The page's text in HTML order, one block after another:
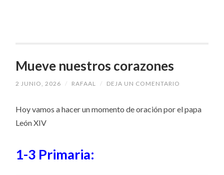
Mueve nuestros corazones
2 JUNIO, 2026 / RAFAAL / DEJA UN COMENTARIO
Hoy vamos a hacer un momento de oración por el papa
León XIV
1-3 Primaria: